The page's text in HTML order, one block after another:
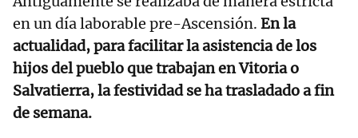
en un día laborable pre-Ascensión. En la
actualidad, para facilitar la asistencia de los
hijos del pueblo que trabajan en Vitoria o
Salvatierra, la festividad se ha trasladado a fin
de semana.